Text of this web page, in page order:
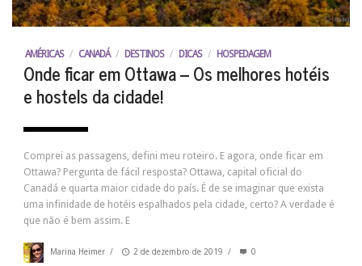
AMÉRICAS / CANADÁ / DESTINOS / DICAS / HOSPEDAGEM
Onde ficar em Ottawa – Os melhores hotéis
e hostels da cidade!
Comprei as passagens, defini meu roteiro. E agora, onde ficar em
Ottawa? Pergunta de fácil resposta? Ottawa, capital oficial do
Canadá e quarta maior cidade do país. É de se imaginar que exista
uma infinidade de hotéis espalhados pela cidade, certo? A verdade é
que não é bem assim. E
Marina Heimer / 2 de dezembro de 2019 / 0